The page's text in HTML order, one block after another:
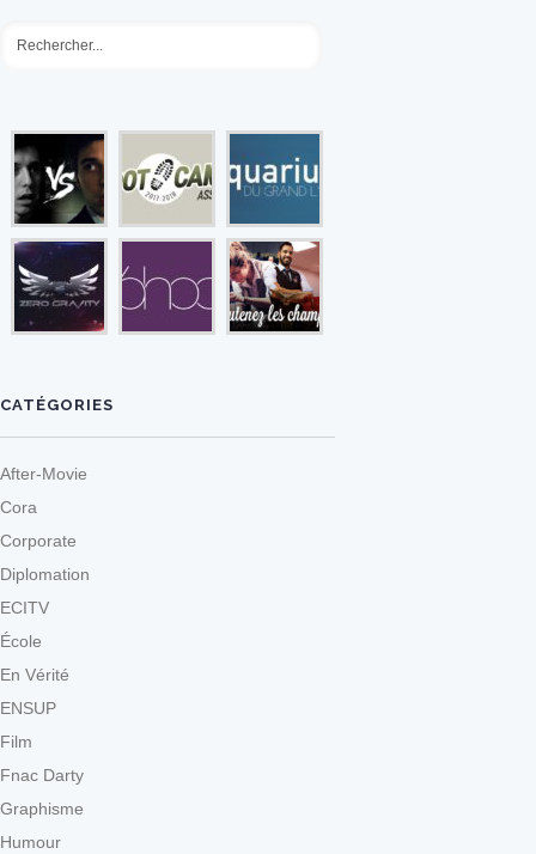
CATÉGORIES
After-Movie
Cora
Corporate
Diplomation
ECITV
École
En Vérité
ENSUP
Film
Fnac Darty
Graphisme
Humour